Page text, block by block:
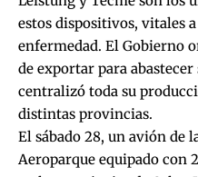
estos dispositivos, vitales
enfermedad. El Gobierno
de exportar para
centralizó toda su
distintas provincias.
El sábado 28, un avión de
Aeroparque equipado con